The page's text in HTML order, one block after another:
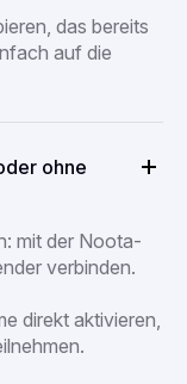
das bereits
auf die
ohne
mit der Noota-
verbinden.
direkt aktivieren,